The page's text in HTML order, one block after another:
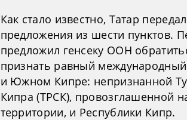
Как стало известно, Татар
предложения из шести пунктов.
предложил генсеку ООН
признать равный международный
и Южном Кипре: непризнанной
Кипра (ТРСК), провозглашенной
территории, и Республики Кипр.